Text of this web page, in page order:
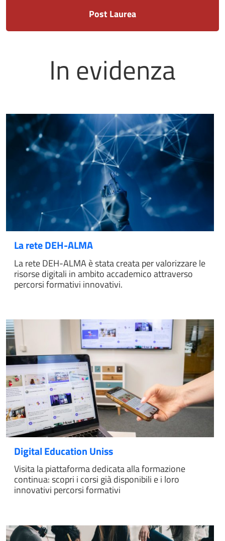
Post Laurea
In evidenza
La rete DEH-ALMA
La rete DEH-ALMA è stata creata per valorizzare le
risorse digitali in ambito accademico attraverso
percorsi formativi innovativi.
Digital Education Uniss
Visita la piattaforma dedicata alla formazione
continua: scopri i corsi già disponibili e i loro
innovativi percorsi formativi